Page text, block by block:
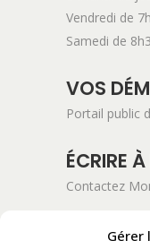
Gérer
Vendredi de
Samedi de
VOS
Portail public
ÉCRIRE
Contactez